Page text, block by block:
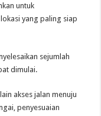
untuk
yang paling siap
sejumlah
dimulai.
akses jalan menuju
penyesuaian